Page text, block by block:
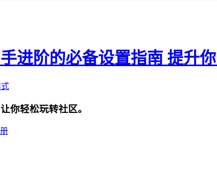
进阶的必备设置指南 提升
你轻松玩转社区。